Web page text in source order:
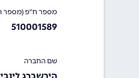
מספר ח"פ (מספר
510001589
שם החברה
הירשברג